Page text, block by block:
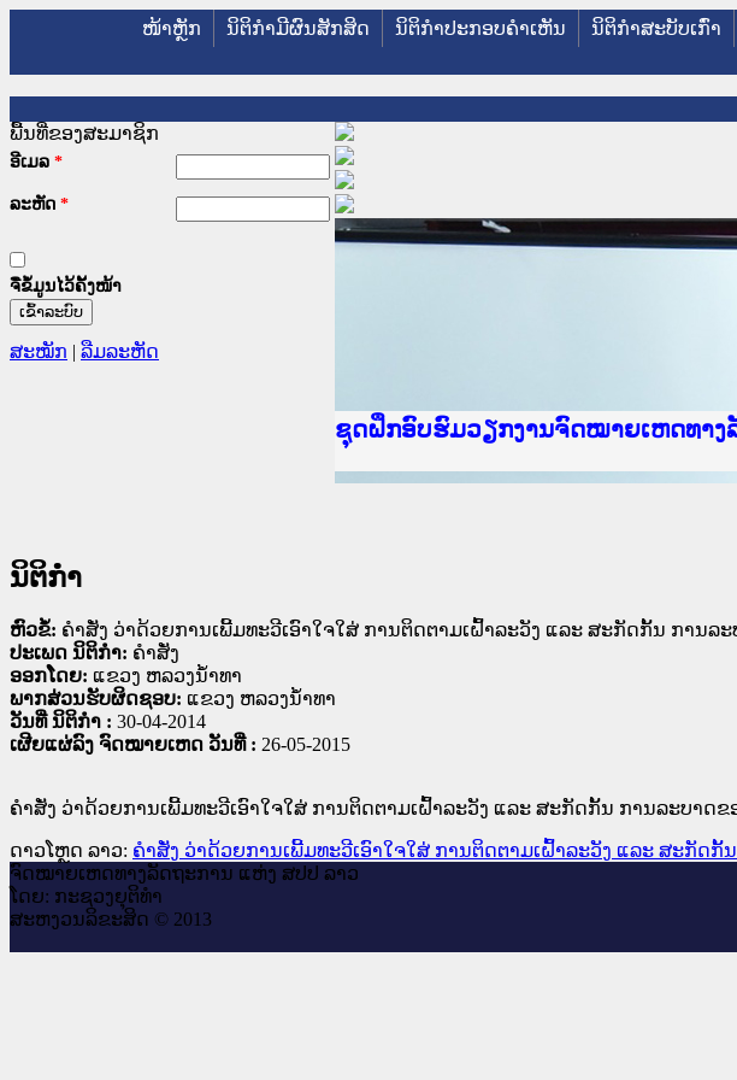
ໜ້າຫຼັກ ນິຕິກໍາມີຜົນສັກສິດ ນິຕິກໍາປະກອບຄໍາເຫັນ ນິຕິກໍາສະບັບເກົ່າ
ພື້ນທີ່ຂອງສະມາຊິກ
ອີເມລ *
ລະຫັດ *
ຈື່ຂໍ້ມູນໄວ້ຄັ້ງໜ້າ
ສະໝັກ | ລືມລະຫັດ
Ministry of Justice Lao PDR
ເຜີຍແຜ່ວັບໄຊຈົດໝາຍເຫດທາງລັດຖະກ
ກະຊວງຍຸຕິທຳ
ຊຸດຝຶກອົບຮົມວຽກງານຈົດໝາຍເຫດທາ
ກອງປະຊຸມທົບທວນຄືນການຈັດຕັ້ງປະຕິບັ
ຝຶກອົບຮົມ ຜູ່ປະສານງານວຽກງານຈົດໝາ
ຝຶກອົບຮົມ ຜູ່ປະສານງານວຽກງານຈົດໝ
ເຜີຍແຜ່ແອັບກົດໝາຍລາວ ແລະ ເວັບໄຊ
ເຜີຍແຜ່ແອັບກົດໝາຍລາວ ແລະ ເວັບໄຊ
ຍົກລະດັບວຽກງານຈົດໝາຍເຫດທາງລັດ
ຊຸດຝຶກອົບຮົມວຽກງານຈົດໝາຍເຫດທາງ
ນິຕິກໍາ
ຫົວຂໍ້: ຄຳສັ່ງ ວ່າດ້ວຍການເພີ້ມທະວີເອົາໃຈໃສ່ ການຕິດຕາມເຝົ້າລະວັງ ແລະ ສະກັດກັ້ນ ການ
ປະເພດ ນິຕິກໍາ: ຄໍາສັ່ງ
ອອກໂດຍ: ແຂວງ ຫລວງນໍ້າທາ
ພາກສ່ວນຮັບຜິດຊອບ: ແຂວງ ຫລວງນໍ້າທາ
ວັນທີ່ ນິຕິກໍາ : 30-04-2014
ເຜີຍແຜ່ລົງ ຈົດໝາຍເຫດ ວັນທີ່ : 26-05-2015
ຄຳສັ່ງ ວ່າດ້ວຍການເພີ້ມທະວີເອົາໃຈໃສ່ ການຕິດຕາມເຝົ້າລະວັງ ແລະ ສະກັດກັ້ນ ການລະບາ
ດາວໂຫຼດ ລາວ: ຄຳສັ່ງ ວ່າດ້ວຍການເພີ້ມທະວີເອົາໃຈໃສ່ ການຕິດຕາມເຝົ້າລະວັງ ແລະ ສະກັ
ຈົດ​ໝາຍ​ເຫດ​ທາງ​ລັດ​ຖະ​ການ ແຫ່ງ ສ​ປ​ປ ລາວ
ໂດຍ: ກະ​ຊວງຍຸ​ຕິ​ທຳ
ສະ​ຫງວນ​ລິ​ຂະ​ສິດ © 2013